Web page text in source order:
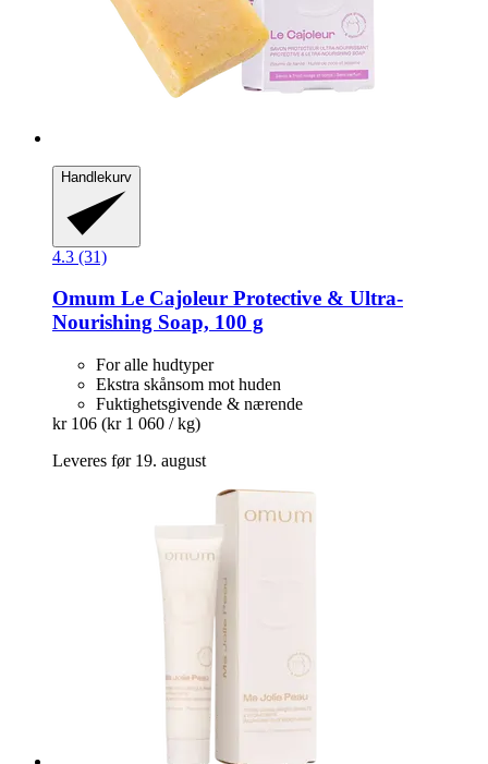
Handlekurv
4.3 (31)
Omum Le Cajoleur Protective & Ultra-​
Nourishing Soap, 100 g
For alle hudtyper
Ekstra skånsom mot huden
Fuktighetsgivende & nærende
kr 106 (kr 1 060 / kg)
Leveres før 19. august